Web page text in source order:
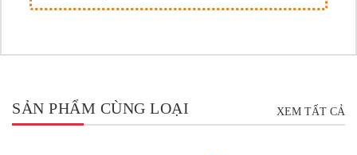
SẢN PHẨM CÙNG LOẠI XEM TẤT CẢ